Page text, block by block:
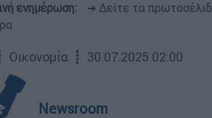
ενημέρωση: ➔ Δείτε τα
Οικονομία ┋ 30.07.2025 02:00
Newsroom